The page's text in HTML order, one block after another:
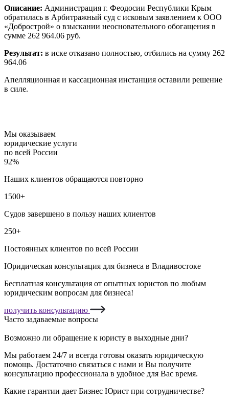
Описание: Администрация г. Феодосии Республики Крым
обратилась в Арбитражный суд с исковым заявлением к ООО
«Добрострой» о взыскании неосновательного обогащения в
сумме 262 964.06 руб.
Результат: в иске отказано полностью, отбились на сумму 262
964.06
Апелляционная и кассационная инстанция оставили решение
в силе.
Мы оказываем
юридические услуги
по всей России
92%
Наших клиентов обращаются повторно
1500+
Судов завершено в пользу наших клиентов
250+
Постоянных клиентов по всей России
Юридическая консультация для бизнеса в Владивостоке
Бесплатная консультация от опытных юристов по любым
юридическим вопросам для бизнеса!
получить консультацию
Часто задаваемые вопросы
Возможно ли обращение к юристу в выходные дни?
Мы работаем 24/7 и всегда готовы оказать юридическую
помощь. Достаточно связаться с нами и Вы получите
консультацию профессионала в удобное для Вас время.
Какие гарантии дает Бизнес Юрист при сотрудничестве?